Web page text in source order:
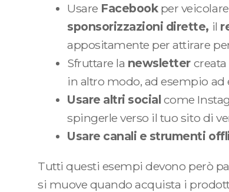
Usare Facebook per
sponsorizzazioni dirette, il
appositamente per attirare
Sfruttare la newsletter
in altro modo, ad esempio
Usare altri social come
spingerle verso il tuo sito di
Usare canali e strumenti
Tutti questi esempi devono però
si muove quando acquista i